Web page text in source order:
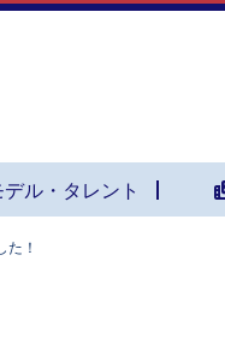
ル・タレント
！